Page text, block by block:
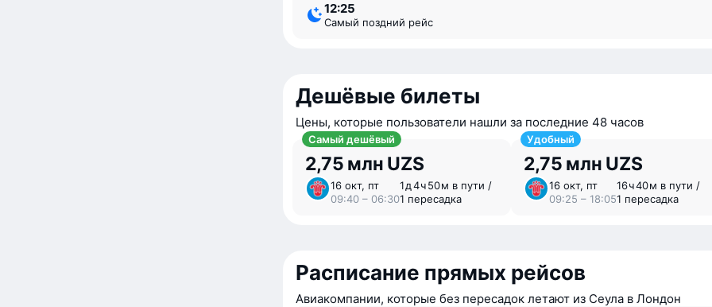
12:25
Самый поздний рейс
Дешёвые билеты
Цены, которые пользователи нашли за последние 48 часов
Самый дешёвый
2,75 млн UZS
16 окт, пт
09:40 – 06:30
1 ⁠д 4 ⁠ч 50 ⁠м в пути /
1 пересадка
Удобный
2,75 млн UZS
16 окт, пт
09:25 – 18:05
16 ⁠ч 40 ⁠м в пути /
1 пересадка
Расписание прямых рейсов
Авиакомпании, которые без пересадок летают из Сеула в Лондон